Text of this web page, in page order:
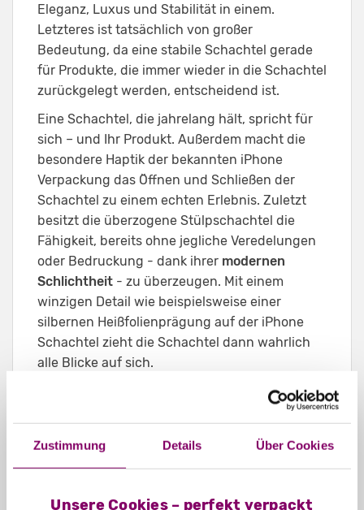
Zustimmung Details Über Cookies
Unsere Cookies – perfekt verpackt
Eleganz, Luxus und Stabilität in einem.
Letzteres ist tatsächlich von großer
Bedeutung, da eine stabile Schachtel gerade
für Produkte, die immer wieder in die Schachtel
zurückgelegt werden, entscheidend ist.
Eine Schachtel, die jahrelang hält, spricht für
sich – und Ihr Produkt. Außerdem macht die
besondere Haptik der bekannten iPhone
Verpackung das Öffnen und Schließen der
Schachtel zu einem echten Erlebnis. Zuletzt
besitzt die überzogene Stülpschachtel die
Fähigkeit, bereits ohne jegliche Veredelungen
oder Bedruckung - dank ihrer modernen
Schlichtheit - zu überzeugen. Mit einem
winzigen Detail wie beispielsweise einer
silbernen Heißfolienprägung auf der iPhone
Schachtel zieht die Schachtel dann wahrlich
alle Blicke auf sich.